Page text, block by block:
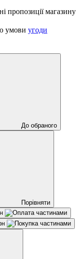
пропозиціїмагазину
умови угоди
До обраного
Порівняти